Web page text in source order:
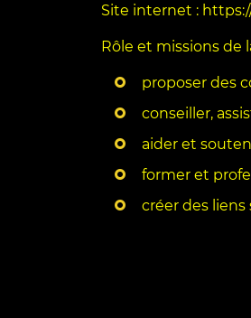
Site internet :
Rôle et missions
proposer des
conseiller,
aider et
former et
créer des